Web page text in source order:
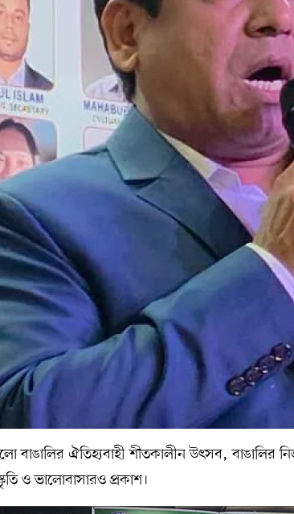
বাঙালির ঐতিহ্যবাহী শীতকালীন উৎসব, বাঙালির
ও ভালোবাসারও প্রকাশ।